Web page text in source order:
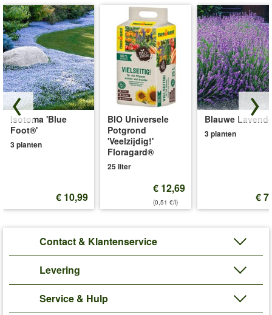
Isotoma 'Blue
Foot®'
3 planten
€ 10,99
BIO Universele
Potgrond
'Veelzijdig!'
Floragard®
25 liter
€ 12,69
(0,51 €/l)
Blauwe
3 planten
€
Contact & Klantenservice
Levering
Service & Hulp